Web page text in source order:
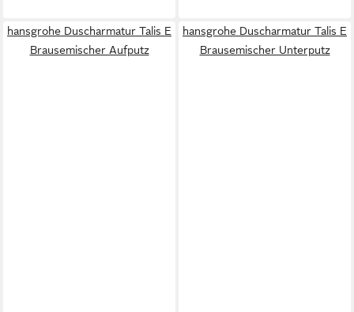
hansgrohe Duscharmatur Talis E
Brausemischer Aufputz
hansgrohe Duscharmatur Talis E
Brausemischer Unterputz